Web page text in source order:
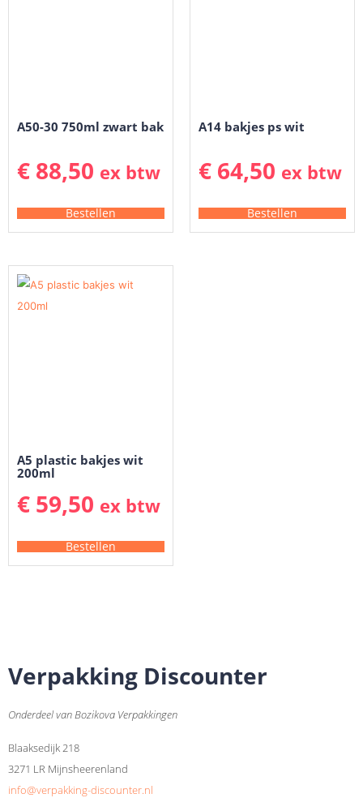
A50-30 750ml zwart bak
€ 88,50 ex btw
Bestellen
A14 bakjes ps wit
€ 64,50 ex btw
Bestellen
A5 plastic bakjes wit
200ml
€ 59,50 ex btw
Bestellen
Verpakking Discounter
Onderdeel van Bozikova Verpakkingen
Blaaksedijk 218
3271 LR Mijnsheerenland
info@verpakking-discounter.nl